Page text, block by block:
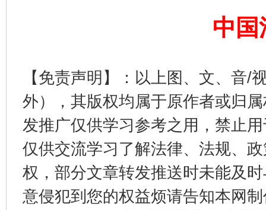
中国
【免责声明】：以上图、文、音/
外），其版权均属于原作者或归
发推广仅供学习参考之用，禁止
仅供交流学习了解法律、法规、
权，部分文章转发推送时未能及
意侵犯到您的权益烦请告知本网
东山县通报“牛蛙产品抗生素超标问题” 法